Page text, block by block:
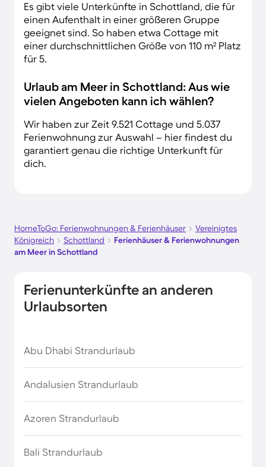
Es gibt viele Unterkünfte in Schottland, die für
einen Aufenthalt in einer größeren Gruppe
geeignet sind. So haben etwa Cottage mit
einer durchschnittlichen Größe von 110 m² Platz
für 5.
Urlaub am Meer in Schottland: Aus wie
vielen Angeboten kann ich wählen?
Wir haben zur Zeit 9.521 Cottage und 5.037
Ferienwohnung zur Auswahl – hier findest du
garantiert genau die richtige Unterkunft für
dich.
HomeToGo: Ferienwohnungen & Ferienhäuser
Vereinigtes
Königreich
Schottland
Ferienhäuser & Ferienwohnungen
am Meer in Schottland
Ferienunterkünfte an anderen
Urlaubsorten
Abu Dhabi Strandurlaub
Andalusien Strandurlaub
Azoren Strandurlaub
Bali Strandurlaub